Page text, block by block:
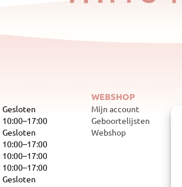
Gesloten
10:00–17:00
Gesloten
10:00–17:00
10:00–17:00
10:00–17:00
Gesloten
WEBSHOP
Mijn account
Geboortelijsten
Webshop